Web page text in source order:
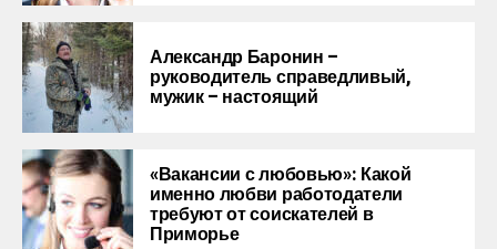
Александр Баронин –
руководитель справедливый,
мужик – настоящий
«Вакансии с любовью»: Какой
именно любви работодатели
требуют от соискателей в
Приморье